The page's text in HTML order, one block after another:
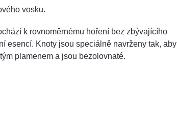
vosku.
k rovnoměrnému hoření bez zbývajícího
esencí. Knoty jsou speciálně navrženy tak, aby
plamenem a jsou bezolovnaté.